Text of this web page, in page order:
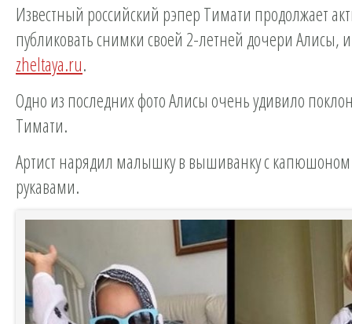
Известный российский рэпер Тимати продолжает
публиковать снимки своей 2-летней дочери Алисы,
zheltaya.ru.
Одно из последних фото Алисы очень удивило
Тимати.
Артист нарядил малышку в вышиванку с
рукавами.